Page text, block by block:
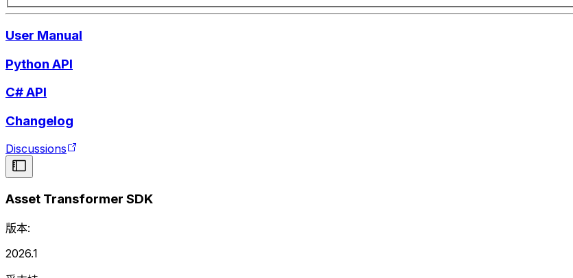
User Manual
Python API
C# API
Changelog
Discussions
Asset Transformer SDK
版本:
2026.1